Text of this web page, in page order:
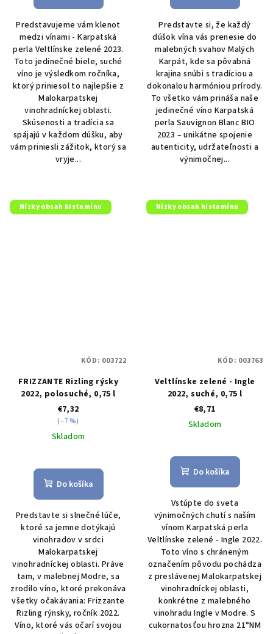
Predstavujeme vám klenot
medzi vínami - Karpatská
perla Veltlínske zelené 2023.
Toto jedinečné biele, suché
víno je výsledkom ročníka,
ktorý priniesol to najlepšie z
Malokarpatskej
vinohradníckej oblasti.
Skúsenosti a tradícia sa
spájajú v každom dúšku, aby
vám priniesli zážitok, ktorý sa
vryje...
Predstavte si, že každý
dúšok vína vás prenesie do
malebných svahov Malých
Karpát, kde sa pôvabná
krajina snúbi s tradíciou a
dokonalou harmóniou prírody.
To všetko vám prináša naše
jedinečné víno Karpatská
perla Sauvignon Blanc BIO
2023 – unikátne spojenie
autenticity, udržateľnosti a
výnimočnej...
Nízky obsah histamínu
FRIZZANTE Rizling rýsky
2022, polosuché, 0,75 l
€7,32
(–7 %)
Skladom
hodnotenie
produktu
z
5
hviezdičiek.
Do košíka
Predstavte si slnečné lúče,
ktoré sa jemne dotýkajú
vinohradov v srdci
Malokarpatskej
vinohradníckej oblasti. Práve
tam, v malebnej Modre, sa
zrodilo víno, ktoré prekonáva
všetky očakávania: Frizzante
Rizling rýnsky, ročník 2022.
Víno, ktoré vás očarí svojou
KÓD: 003722
Nízky obsah histamínu
Veltlínske zelené - Ingle
2022, suché, 0,75 l
€8,71
Skladom
Do košíka
Vstúpte do sveta
výnimočných chutí s naším
vínom Karpatská perla
Veltlínske zelené - Ingle 2022.
Toto víno s chráneným
označením pôvodu pochádza
z preslávenej Malokarpatskej
vinohradníckej oblasti,
konkrétne z malebného
vinohradu Ingle v Modre. S
cukornatosťou hrozna 21°NM
KÓD: 003763